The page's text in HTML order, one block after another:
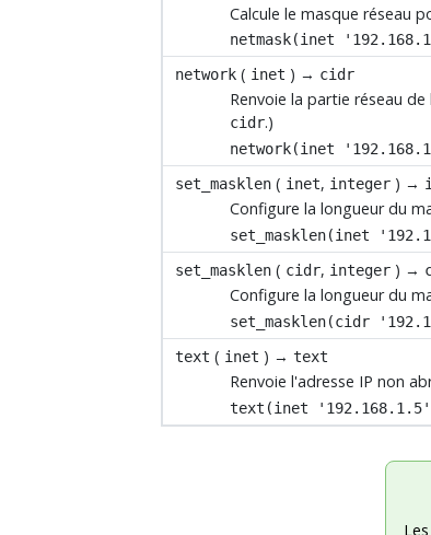
Calcule le masque réseau
netmask(inet
network ( inet ) → cidr
Renvoie la partie réseau
cidr.)
network(inet
set_masklen ( inet, integer ) →
Configure la longueur du
set_masklen(inet
set_masklen ( cidr, integer ) →
Configure la longueur du
set_masklen(cidr
text ( inet ) →text
Renvoie l'adresse IP non
text(inet